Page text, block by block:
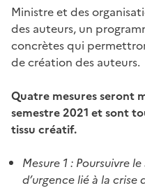
Ministre et des
des auteurs, un
concrètes qui
de création des auteurs.
Quatre mesures seront
semestre 2021 et sont
tissu créatif.
Mesure 1 : Poursuivre
d’urgence lié à la crise